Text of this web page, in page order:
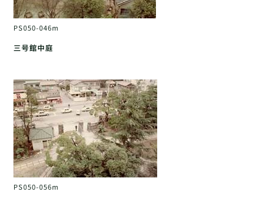
PS050-046m
三号館中庭
PS050-056m